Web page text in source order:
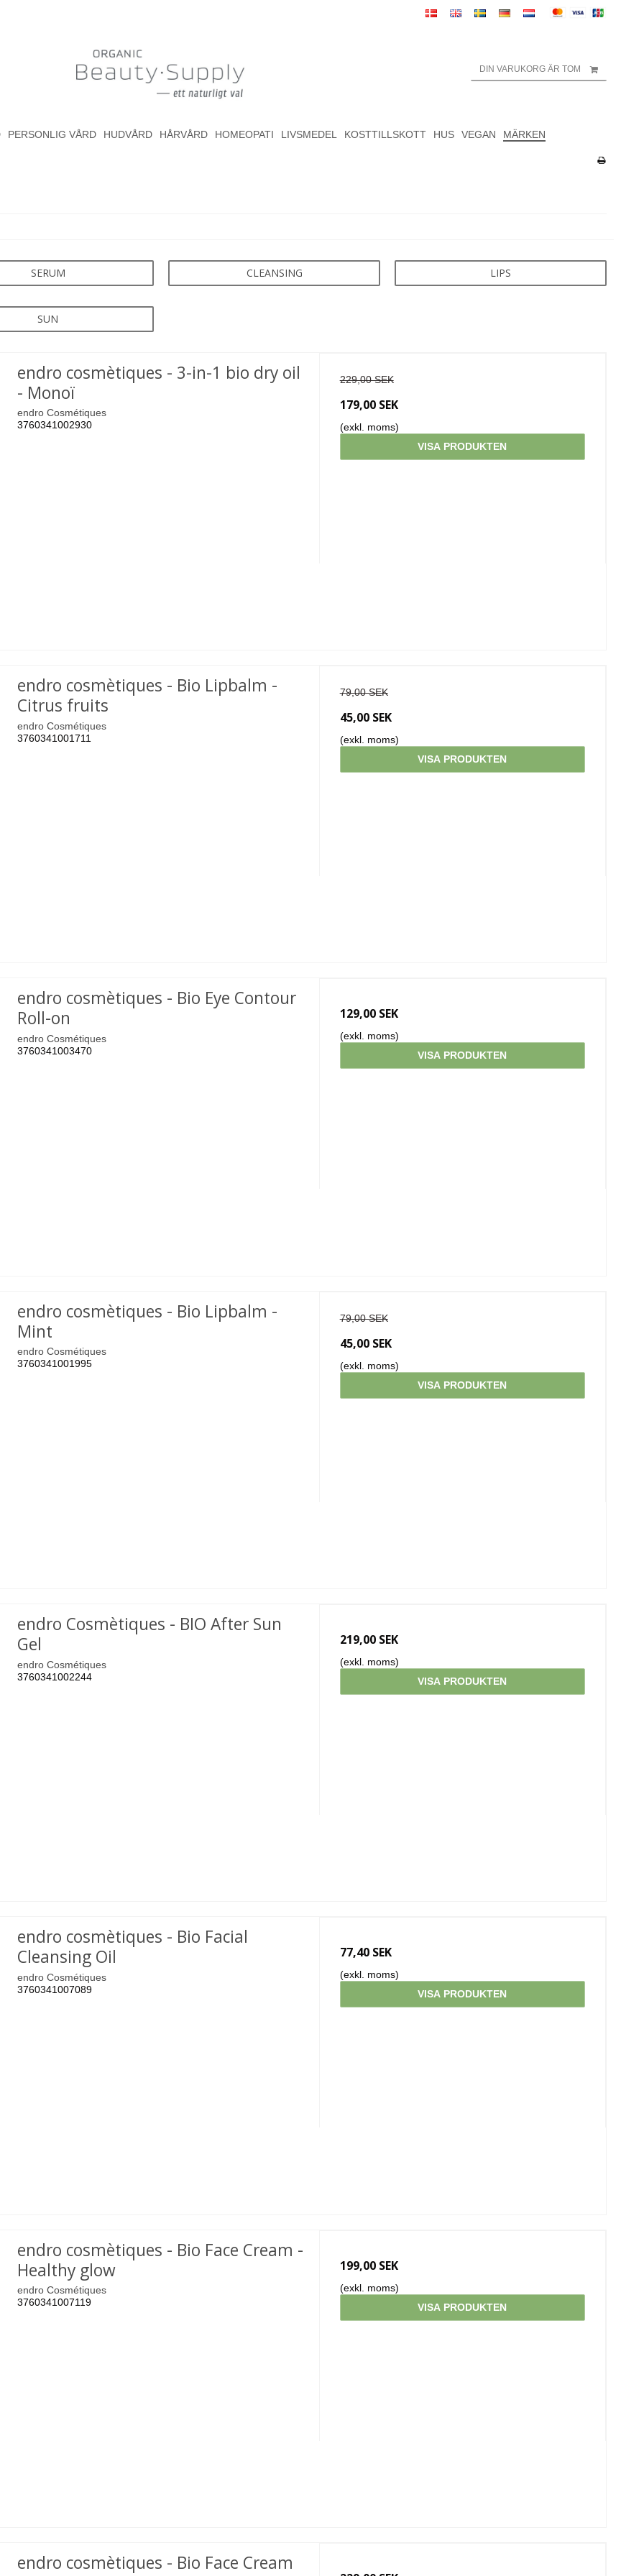
DIN VARUKORG ÄR TOM
PERSONLIG VÅRD HUDVÅRD HÅRVÅRD HOMEOPATI LIVSMEDEL KOSTTILLSKOTT HUS VEGAN MÄRKEN
SERUM CLEANSING LIPS
SUN
endro cosmètiques - 3-in-1 bio dry oil
- Monoï
endro Cosmétiques
3760341002930
229,00 SEK
179,00 SEK
(exkl. moms)
VISA PRODUKTEN
endro cosmètiques - Bio Lipbalm -
Citrus fruits
endro Cosmétiques
3760341001711
79,00 SEK
45,00 SEK
(exkl. moms)
VISA PRODUKTEN
endro cosmètiques - Bio Eye Contour
Roll-on
endro Cosmétiques
3760341003470
129,00 SEK
(exkl. moms)
VISA PRODUKTEN
endro cosmètiques - Bio Lipbalm -
Mint
endro Cosmétiques
3760341001995
79,00 SEK
45,00 SEK
(exkl. moms)
VISA PRODUKTEN
endro Cosmètiques - BIO After Sun
Gel
endro Cosmétiques
3760341002244
219,00 SEK
(exkl. moms)
VISA PRODUKTEN
endro cosmètiques - Bio Facial
Cleansing Oil
endro Cosmétiques
3760341007089
77,40 SEK
(exkl. moms)
VISA PRODUKTEN
endro cosmètiques - Bio Face Cream -
Healthy glow
endro Cosmétiques
3760341007119
199,00 SEK
(exkl. moms)
VISA PRODUKTEN
endro cosmètiques - Bio Face Cream